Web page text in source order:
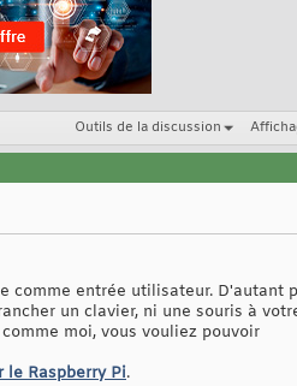
Outils de la discussion
comme entrée utilisateur. D'autant
un clavier, ni une souris à
moi, vous vouliez pouvoir
le Raspberry Pi.